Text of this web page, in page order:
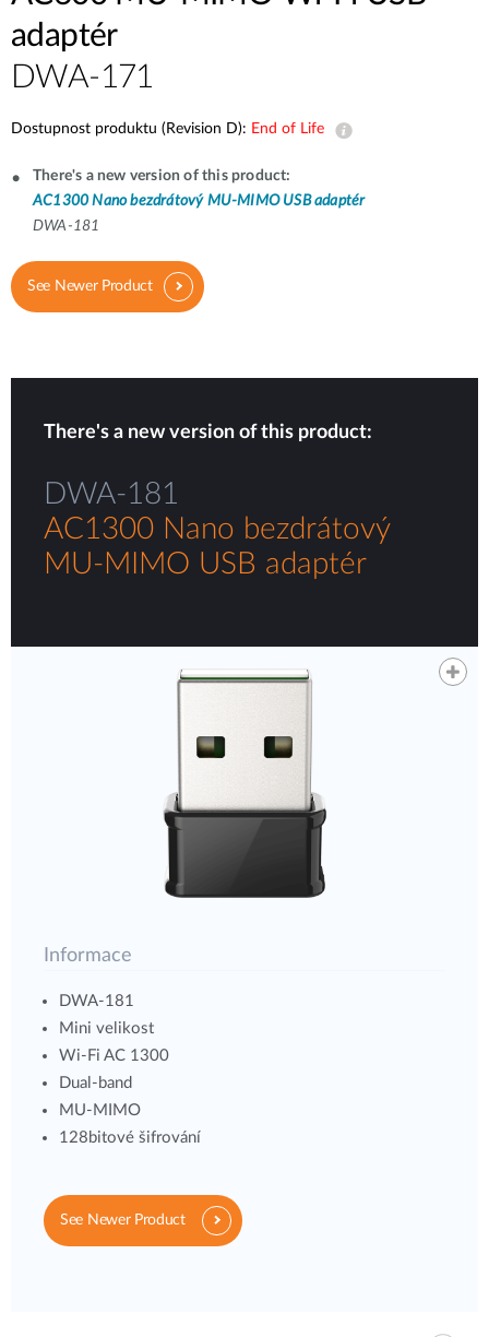
adaptér
DWA-171
Dostupnost produktu (Revision D): End of Life
There's a new version of this product:
AC1300 Nano bezdrátový MU-MIMO USB adaptér
DWA-181
See Newer Product
There's a new version of this product:
DWA-181
AC1300 Nano bezdrátový
MU-MIMO USB adaptér
Informace
DWA‑181
Mini velikost
Wi-Fi AC 1300
Dual-band
MU-MIMO
128bitové šifrování
See Newer Product